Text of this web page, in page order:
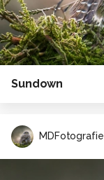
Sundown
MDFotografie